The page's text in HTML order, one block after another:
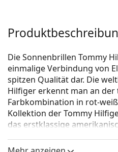
Die Sonnenbrillen Tommy
einmalige Verbindung von
spitzen Qualität dar. Die
Hilfiger erkennt man an der
Farbkombination in rot-
Kollektion der Tommy
das erstklassige